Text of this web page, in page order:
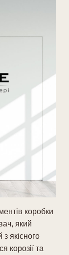
коробки
який
якісного
корозії та